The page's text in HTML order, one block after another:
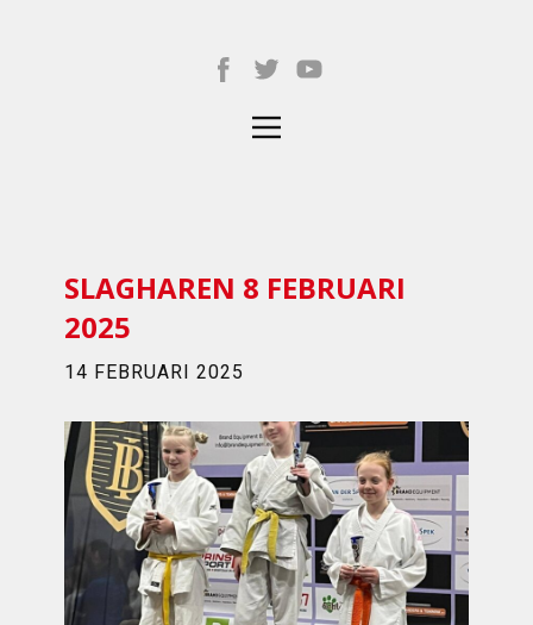
SLAGHAREN 8 FEBRUARI
2025
14 FEBRUARI 2025